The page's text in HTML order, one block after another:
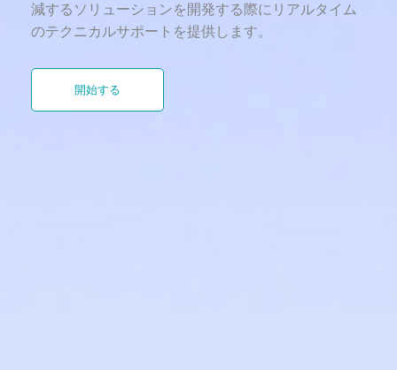
減するソリューションを開発する際にリアルタイム
のテクニカルサポートを提供します。
開始する